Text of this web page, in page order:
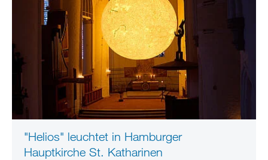
"Helios" leuchtet in Hamburger
Hauptkirche St. Katharinen